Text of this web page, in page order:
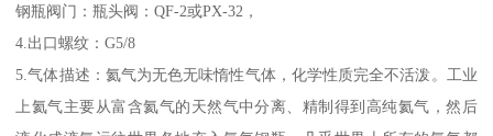
钢瓶阀门：瓶头阀：QF-2或PX-32，
4.出口螺纹：G5/8
5.气体描述：氦气为无色无味惰性气体，化学性质完全不活泼。工业
上氦气主要从富含氦气的天然气中分离、精制得到高纯氦气，然后